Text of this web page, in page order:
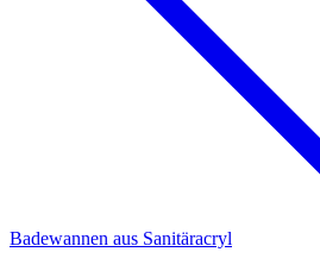
Badewannen aus Sanitäracryl